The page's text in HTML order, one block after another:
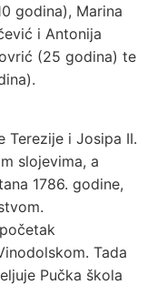
godina), Marina
i Antonija
(25 godina) te
Terezije i Josipa II.
slojevima, a
1786. godine,
Tada
Pučka škola